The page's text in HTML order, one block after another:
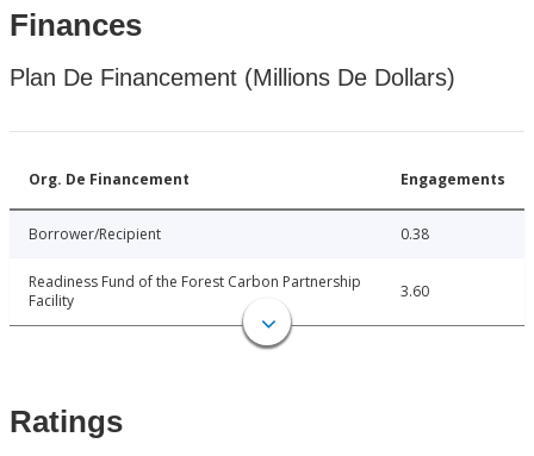
Finances
Plan De Financement (Millions De Dollars)
Org. De Financement Engagements
Borrower/Recipient 0.38
Readiness Fund of the Forest Carbon Partnership
Facility
3.60
Ratings